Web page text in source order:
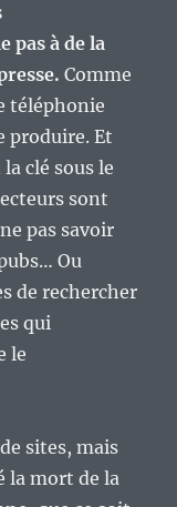
pas à de la
Comme
téléphonie
produire. Et
clé sous le
sont
pas savoir
Ou
de rechercher
qui
le
sites, mais
la mort de la